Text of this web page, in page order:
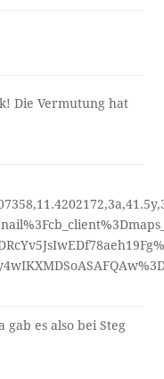
Die Vermutung hat
gab es also bei Steg